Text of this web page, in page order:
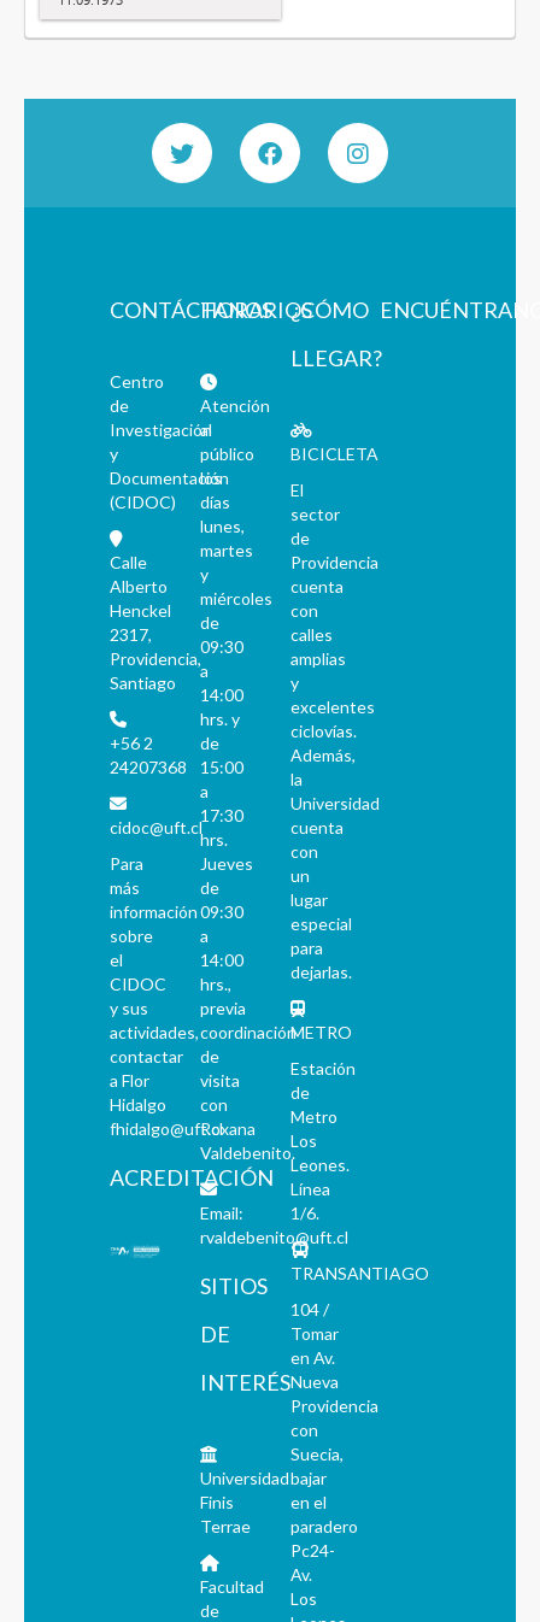
CONTÁCTANOS
Centro
de
Investigación
y
Documentación
(CIDOC)
Calle
Alberto
Henckel
2317,
Providencia,
Santiago
+56 2
24207368
cidoc@uft.cl
Para
más
información
sobre
el
CIDOC
y sus
actividades,
contactar
a Flor
Hidalgo
fhidalgo@uft.cl
ACREDITACIÓN
HORARIOS
Atención
al
público
los
días
lunes,
martes
y
miércoles
de
09:30
a
14:00
hrs. y
de
15:00
a
17:30
hrs.
Jueves
de
09:30
a
14:00
hrs.,
previa
coordinación
de
visita
con
Roxana
Valdebenito.
Email:
rvaldebenito@uft.cl
SITIOS
DE
INTERÉS
Universidad
Finis
Terrae
Facultad
de
¿CÓMO
LLEGAR?
BICICLETA
El
sector
de
Providencia
cuenta
con
calles
amplias
y
excelentes
ciclovías.
Además,
la
Universidad
cuenta
con
un
lugar
especial
para
dejarlas.
METRO
Estación
de
Metro
Los
Leones.
Línea
1/6.
TRANSANTIAGO
104 /
Tomar
en Av.
Nueva
Providencia
con
Suecia,
bajar
en el
paradero
Pc24-
Av.
Los